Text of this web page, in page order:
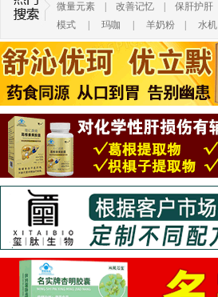
微量元素
改善记忆 保肝护肝
模式
玛咖 羊奶粉 水机